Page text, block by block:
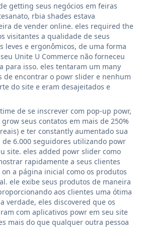
getting seus negócios em feiras
rbia shades estava
de vender online. eles required the
visitantes a qualidade de seus
leves e ergonômicos, de uma forma
Unite U Commerce não forneceu
para isso. eles tentaram um many
de encontrar o powr slider e nenhum
do site e eram desajeitados e
de se inscrever com pop-up powr,
seus contatos em mais de 250%
e ter constantly aumentado sua
6.000 seguidores utilizando powr
site. eles added powr slider como
rapidamente a seus clientes
a página inicial como os produtos
ele exibe seus produtos de maneira
aos clientes uma ótima
verdade, eles discovered que os
com aplicativos powr em seu site
mais do que qualquer outra pessoa